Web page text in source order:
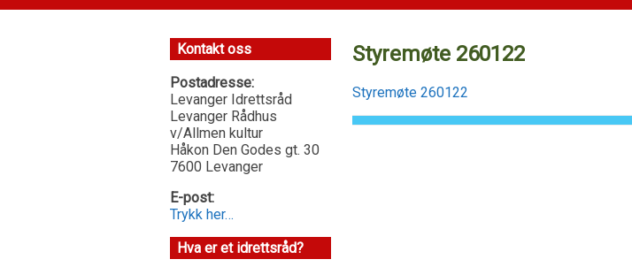
Kontakt oss
Postadresse:
Levanger Idrettsråd
Levanger Rådhus
v/Allmen kultur
Håkon Den Godes gt. 30
7600 Levanger
E-post:
Trykk her…
Hva er et idrettsråd?
Styremøte 260122
Styremøte 260122